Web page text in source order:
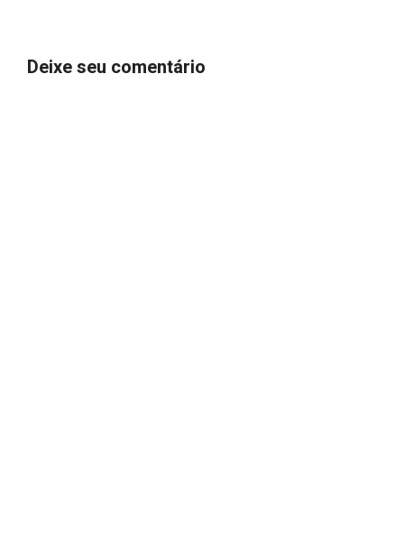
Deixe seu comentário